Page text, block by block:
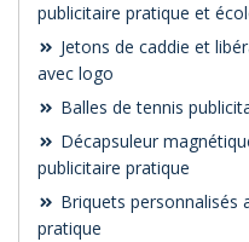
publicitaire pratique et
Jetons de caddie et
avec logo
Balles de tennis
Décapsuleur
publicitaire pratique
Briquets personnalisés
pratique